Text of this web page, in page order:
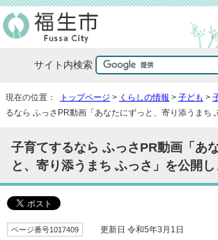
サイト内検索
現在の位置： トップページ > くらしの情報 > 子ども >
るなら ふっさPR動画「あなたにずっと、寄り添うまち
子育てするなら ふっさPR動画「あ
と、寄り添うまち ふっさ」を公開し
ページ番号1017409 更新日 令和5年3月1日